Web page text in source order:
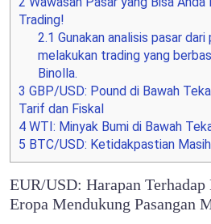
Trading!
2.1 Gunakan analisis pasar
melakukan trading yang
Binolla.
3 GBP/USD: Pound di Bawah
Tarif dan Fiskal
4 WTI: Minyak Bumi di Bawah
5 BTC/USD: Ketidakpastian
EUR/USD: Harapan
Eropa Mendukung Pasangan